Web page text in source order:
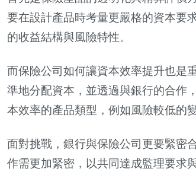
要在設計產品時考量更嚴格的資本要
的收益結構與風險特性。
而保險公司如何讓資本效率提升也是
準地分配資本，並透過與銀行的合作
本效率的產品類型，例如風險較低的
面對挑戰，銀行與保險公司更要緊密
作需更加緊密，以共同達成監理要求